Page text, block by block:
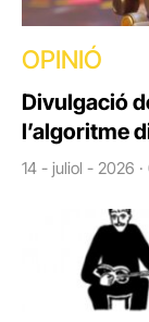
OPINIÓ
Divulgació
l’algoritme
14 - juliol - 2026 ·